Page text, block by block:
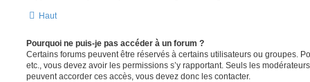
Haut
Pourquoi ne puis-je pas accéder à un forum ?
Certains forums peuvent être réservés à certains utilisateurs ou groupes.
etc., vous devez avoir les permissions s’y rapportant. Seuls les
peuvent accorder ces accès, vous devez donc les contacter.